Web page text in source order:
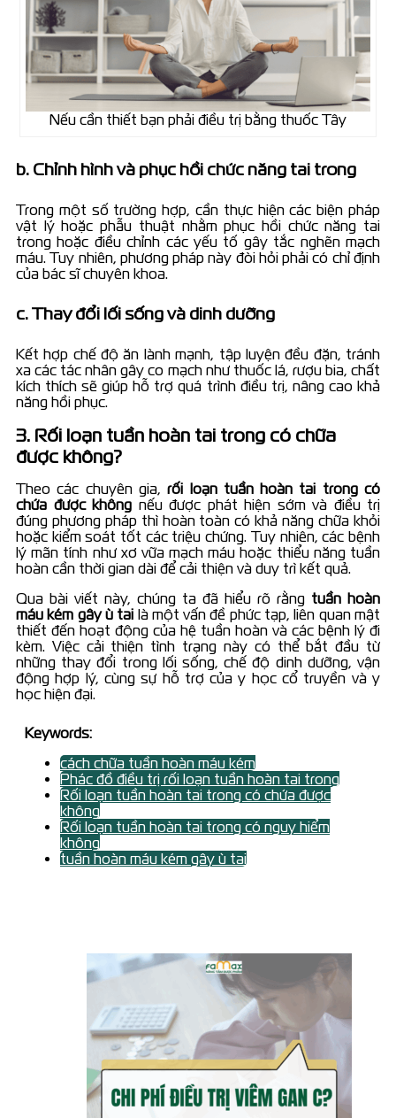
Nếu cần thiết bạn phải điều trị bằng thuốc Tây
b. Chỉnh hình và phục hồi chức năng tai trong
Trong một số trường hợp, cần thực hiện các biện pháp
vật lý hoặc phẫu thuật nhằm phục hồi chức năng tai
trong hoặc điều chỉnh các yếu tố gây tắc nghẽn mạch
máu. Tuy nhiên, phương pháp này đòi hỏi phải có chỉ định
của bác sĩ chuyên khoa.
c. Thay đổi lối sống và dinh dưỡng
Kết hợp chế độ ăn lành mạnh, tập luyện đều đặn, tránh
xa các tác nhân gây co mạch như thuốc lá, rượu bia, chất
kích thích sẽ giúp hỗ trợ quá trình điều trị, nâng cao khả
năng hồi phục.
3. Rối loạn tuần hoàn tai trong có chữa
được không?
Theo các chuyên gia,rối loạn tuần hoàn tai trong có
chứa được không nếu được phát hiện sớm và điều trị
đúng phương pháp thì hoàn toàn có khả năng chữa khỏi
hoặc kiểm soát tốt các triệu chứng. Tuy nhiên, các bệnh
lý mãn tính như xơ vữa mạch máu hoặc thiểu năng tuần
hoàn cần thời gian dài để cải thiện và duy trì kết quả.
Qua bài viết này, chúng ta đã hiểu rõ rằng tuần hoàn
máu kém gây ù tai là một vấn đề phức tạp, liên quan mật
thiết đến hoạt động của hệ tuần hoàn và các bệnh lý đi
kèm. Việc cải thiện tình trạng này có thể bắt đầu từ
những thay đổi trong lối sống, chế độ dinh dưỡng, vận
động hợp lý, cùng sự hỗ trợ của y học cổ truyền và y
học hiện đại.
Keywords:
cách chữa tuần hoàn máu kém
Phác đồ điều trị rối loạn tuần hoàn tai trong
Rối loạn tuần hoàn tai trong có chứa được
không
Rối loạn tuần hoàn tai trong có nguy hiểm
không
tuần hoàn máu kém gây ù tai